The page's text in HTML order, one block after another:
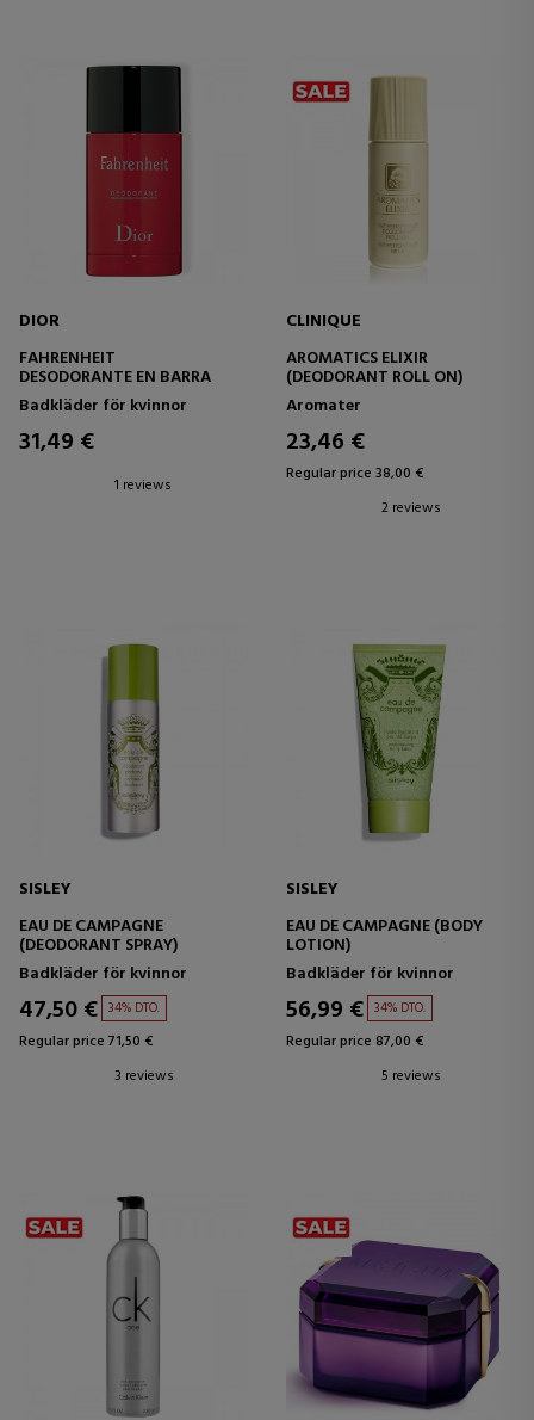
DIOR
FAHRENHEIT
DESODORANTE EN BARRA
Badkläder för kvinnor
31,49 €
1 reviews
CLINIQUE
AROMATICS ELIXIR
(DEODORANT ROLL ON)
Aromater
23,46 €
Regular price 38,00 €
2 reviews
SISLEY
EAU DE CAMPAGNE
(DEODORANT SPRAY)
Badkläder för kvinnor
47,50 € 34% DTO.
Regular price 71,50 €
3 reviews
SISLEY
EAU DE CAMPAGNE (BODY
LOTION)
Badkläder för kvinnor
56,99 € 34% DTO.
Regular price 87,00 €
5 reviews